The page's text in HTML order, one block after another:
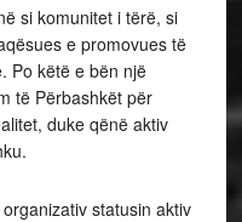
si komunitet i tërë, si
e promovues të
Po këtë e bën një
të Përbashkët për
duke qënë aktiv
statusin aktiv